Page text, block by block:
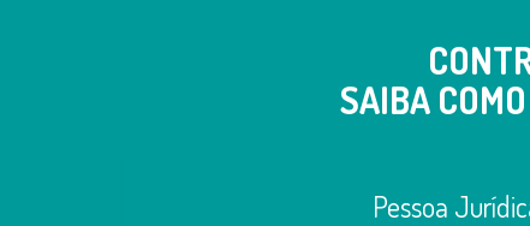
SAIBA
Pessoa